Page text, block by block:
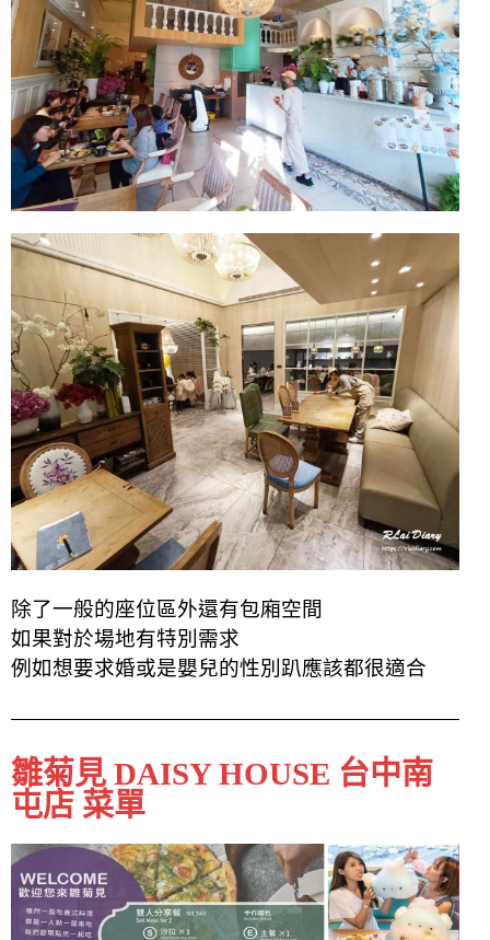
除了一般的座位區外還有包廂空間
如果對於場地有特別需求
例如想要求婚或是嬰兒的性別趴應該都很適合
雛菊見 DAISY HOUSE 台中南
屯店 菜單